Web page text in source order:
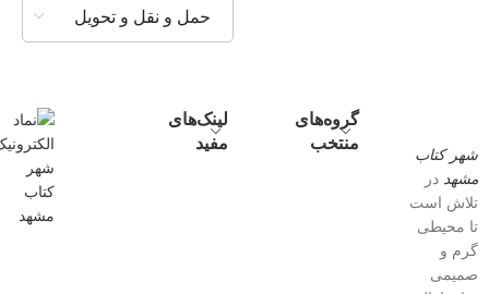
حمل و نقل و تحویل
شهر کتاب
مشهد در
تلاش است
تا محیطی
گرم و
صمیمی
گروه‌های
منتخب
لینک‌های
مفید